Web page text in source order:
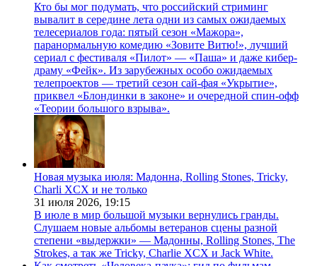
Кто бы мог подумать, что российский стриминг
вывалит в середине лета одни из самых ожидаемых
телесериалов года: пятый сезон «Мажора»,
паранормальную комедию «Зовите Витю!», лучший
сериал с фестиваля «Пилот» — «Паша» и даже кибер-
драму «Фейк». Из зарубежных особо ожидаемых
телепроектов — третий сезон сай-фая «Укрытие»,
приквел «Блондинки в законе» и очередной спин-офф
«Теории большого взрыва».
Новая музыка июля: Мадонна, Rolling Stones, Tricky,
Charli XCX и не только
31 июля 2026, 19:15
В июле в мир большой музыки вернулись гранды.
Слушаем новые альбомы ветеранов сцены разной
степени «выдержки» — Мадонны, Rolling Stones, The
Strokes, а так же Tricky, Charlie XCX и Jack White.